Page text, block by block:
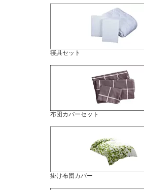
寝具セット
布団カバーセット
掛け布団カバー